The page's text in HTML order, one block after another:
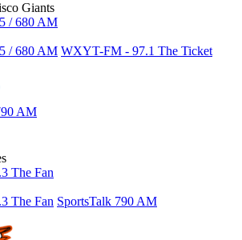
Giants
/ 680 AM
/ 680 AM WXYT-FM - 97.1 The Ticket
AM
The Fan
The Fan SportsTalk 790 AM